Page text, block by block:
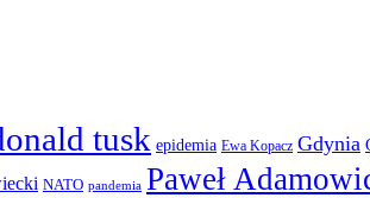
tusk epidemia Ewa Kopacz Gdynia
NATO pandemia Paweł